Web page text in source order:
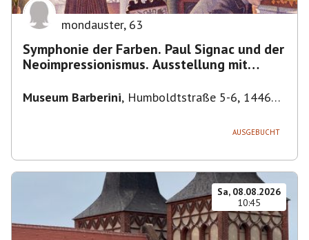
mondauster, 63
Symphonie der Farben. Paul Signac und der
Neoimpressionismus. Ausstellung mit
Museum Barberini, Humboldtstraße 5-6, 14467
AUSGEBUCHT
Sa, 08.08.2026
10:45